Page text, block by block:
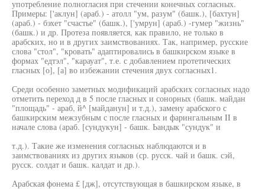
употребление полногласия при стечении конечных согласных.
Примеры: ['аклун] (араб.) - атолл "ум, разум" (башк.), [бахтун]
(араб.) - бэхет "счастье" (башк.), ['умрун] (араб.) -гумер "жизнь"
(башк.) и др. Протеза появляется, как правило, не только в
арабских, но и в других заимствованиях. Так, например, русские
слова "стол", "кровать" адаптировались в башкирском языке в
формах "едтэл", "карауат", т.е. с добавлением протетических
гласных [о], [а] во избежании стечения двух согласных1.
Среди особенно заметных модификаций арабских согласных надо
отметить переход д в 5 после гласных и сонорных (башк. майдан
"площадь" - араб, й^ [майданун] и т.д.), замену арабского с
башкирским межзубным с после гласных и фарингальным II в
начале слова (араб. [сундукун] - башк. Ьандык "сундук" и
т.д.). Такие же изменения согласных наблюдаются и в
заимствованиях из других языков (ср. русск. чай и башк. сэй,
русск. солдат и башк. калдат и др.).
Арабская фонема £ [дж], отсутствующая в башкирском языке, в